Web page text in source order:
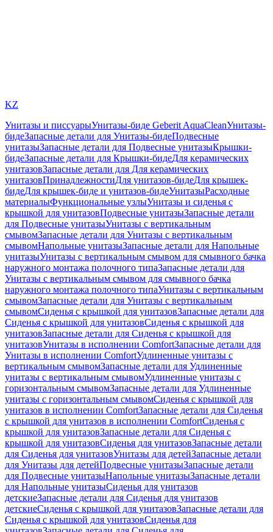
KZ
Унитазы и писсуарыУнитазы-биде Geberit AquaCleanУнитазы-
бидеЗапасные детали для Унитазы-бидеПодвесные
унитазыЗапасные детали для Подвесные унитазыКрышки-
бидеЗапасные детали для Крышки-бидеДля керамических
унитазовЗапасные детали для Для керамических
унитазовПринадлежностиДля унитазов-бидеДля крышек-
бидеДля крышек-биде и унитазов-бидеУнитазыРасходные
материалыФункциональные узлыУнитазы и сиденья с
крышкой для унитазовПодвесные унитазыЗапасные детали
для Подвесные унитазыУнитазы с вертикальным
смывомЗапасные детали для Унитазы с вертикальным
смывомНапольные унитазыЗапасные детали для Напольные
унитазыУнитазы с вертикальным смывом для смывного бачка
наружного монтажа полочного типаЗапасные детали для
Унитазы с вертикальным смывом для смывного бачка
наружного монтажа полочного типаУнитазы с вертикальным
смывомЗапасные детали для Унитазы с вертикальным
смывомСиденья с крышкой для унитазовЗапасные детали для
Сиденья с крышкой для унитазовСиденья с крышкой для
унитазовЗапасные детали для Сиденья с крышкой для
унитазовУнитазы в исполнении ComfortЗапасные детали для
Унитазы в исполнении ComfortУдлиненные унитазы с
вертикальным смывомЗапасные детали для Удлиненные
унитазы с вертикальным смывомУдлиненные унитазы с
горизонтальным смывомЗапасные детали для Удлиненные
унитазы с горизонтальным смывомСиденья с крышкой для
унитазов в исполнении ComfortЗапасные детали для Сиденья
с крышкой для унитазов в исполнении ComfortСиденья с
крышкой для унитазовЗапасные детали для Сиденья с
крышкой для унитазовСиденья для унитазовЗапасные детали
для Сиденья для унитазовУнитазы для детейЗапасные детали
для Унитазы для детейПодвесные унитазыЗапасные детали
для Подвесные унитазыНапольные унитазыЗапасные детали
для Напольные унитазыСиденья для унитазов
детскиеЗапасные детали для Сиденья для унитазов
детскиеСиденья с крышкой для унитазовЗапасные детали для
Сиденья с крышкой для унитазовСиденья для